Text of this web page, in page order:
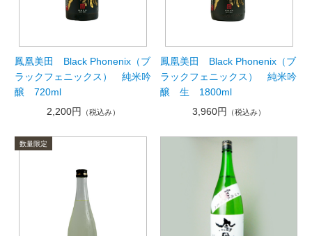
鳳凰美田 Black Phonenix（ブ
ラックフェニックス） 純米吟
醸 720ml
2,200円
（税込み）
鳳凰美田 Black Phonenix（ブ
ラックフェニックス） 純米吟
醸 生 1800ml
3,960円
（税込み）